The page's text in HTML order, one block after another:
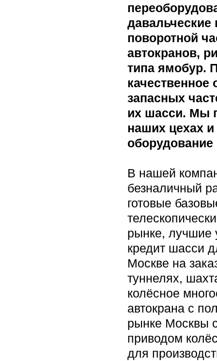
давальческие
поворотной
автокранов,
типа ямобур.
качественное
запасных
их шасси. Мы
наших цехах
оборудование
В нашей
безналичный
готовые
рынке, лучшие
кредит шасси
Москве на
туннелях,
колёсное
автокрана с
рынке Москвы
приводом
для